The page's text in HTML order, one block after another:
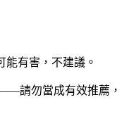
能有害，不建議。
請勿當成有效推薦，